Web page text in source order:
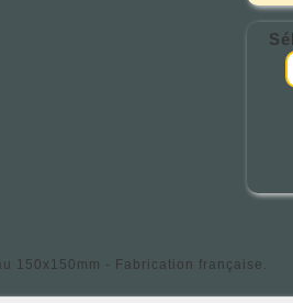
150x150mm - Fabrication française.